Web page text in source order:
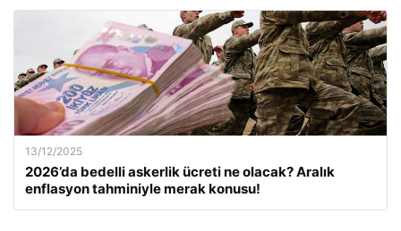
13/12/2025
2026’da bedelli askerlik ücreti ne olacak? Aralık
enflasyon tahminiyle merak konusu!